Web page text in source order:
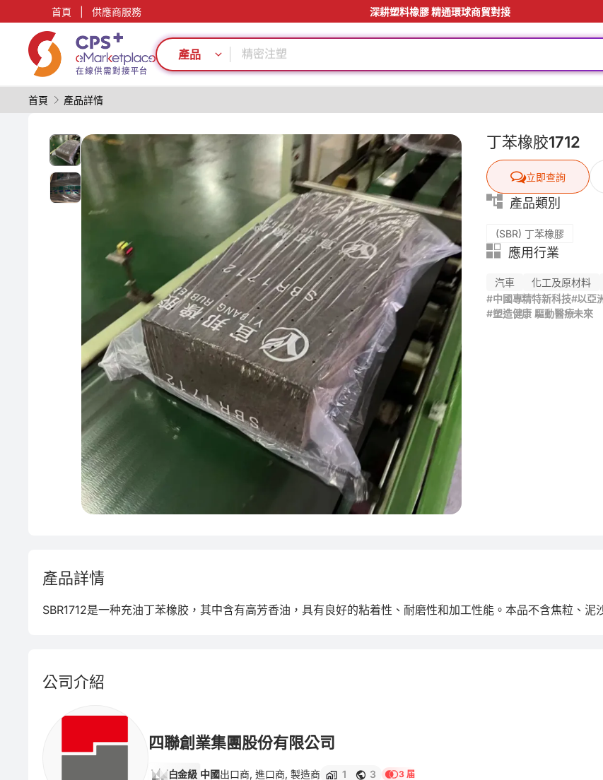
首頁 供應商服務 深耕塑料橡膠 精通環球商貿對接
產品
PP
精密注塑
單一材料
自動化
綠色成型方案
再生料加工
PP
精密注塑
單一材料
自動化
模具
PET
PVC
首頁 產品詳情
丁苯橡胶1712
立即查詢
產品類別
(SBR) 丁苯橡膠
應用行業
汽車 化工及原材料
#中國專精特新科技#以亞
#塑造健康 驅動醫療未來
產品詳情
SBR1712是一种充油丁苯橡胶，其中含有高芳香油，具有良好的粘着性、耐磨性和加工性能。本品不含焦粒、泥
公司介紹
四聯創業集團股份有限公司
白金級 中國出口商, 進口商, 製造商 1 3 3 届